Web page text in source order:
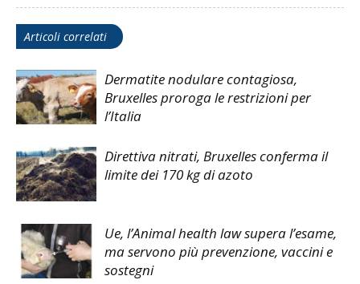
Articoli correlati
Dermatite nodulare contagiosa,
Bruxelles proroga le restrizioni per
l’Italia
Direttiva nitrati, Bruxelles conferma il
limite dei 170 kg di azoto
Ue, l’Animal health law supera l’esame,
ma servono più prevenzione, vaccini e
sostegni